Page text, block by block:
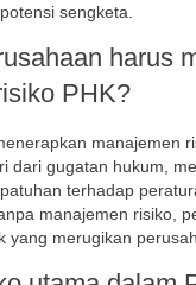
sengketa.
harus
PHK?
manajemen
dari gugatan hukum,
terhadap
manajemen risiko,
yang merugikan